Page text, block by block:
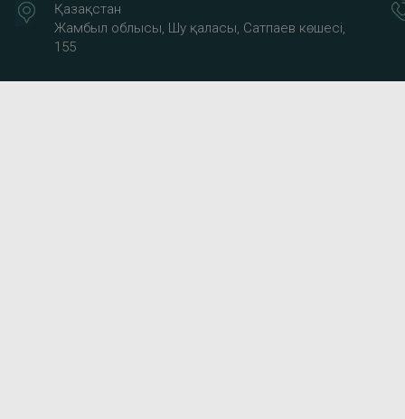
Қазақстан
Жамбыл облысы, Шу қаласы, Сатпаев көшесі,
155